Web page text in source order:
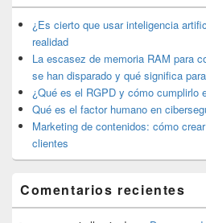
barra
lateral
primaria
¿Es cierto que usar inteligencia
realidad
La escasez de memoria RAM para
se han disparado y qué significa
¿Qué es el RGPD y cómo cumplirlo
Qué es el factor humano en
Marketing de contenidos: cómo
clientes
Comentarios recientes